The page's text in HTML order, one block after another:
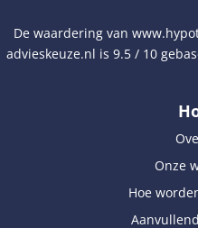
De waardering van
advieskeuze.nl is 9.5 / 10
Onze
Hoe